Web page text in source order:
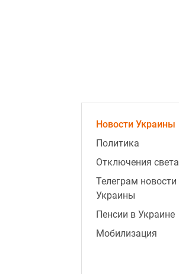
Новости Украины
Политика
Отключения света
Телеграм новости
Украины
Пенсии в Украине
Мобилизация